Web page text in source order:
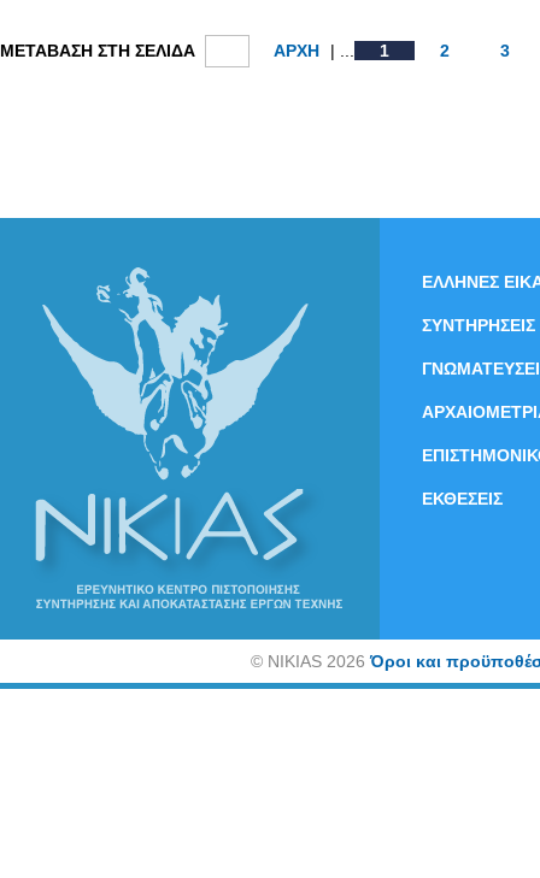
ΜΕΤΑΒΑΣΗ ΣΤΗ ΣΕΛΙΔΑ ΑΡΧΗ | ... 1 2 3
ΕΛΛΗΝΕΣ
ΣΥΝΤΗΡΗΣΕΙΣ
ΕΚΘΕΣΕΙΣ
©NIKIAS 2026Όροι και